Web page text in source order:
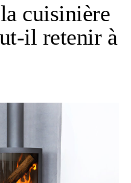
cuisinière
il retenir à